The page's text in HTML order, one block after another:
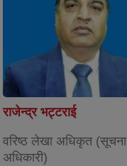
राजेन्द्र भट्टराई
वरिष्ठ लेखा अधिकृत (सूचना
अधिकारी)